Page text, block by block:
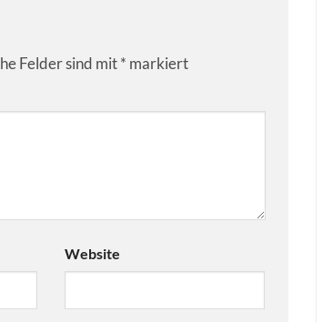
Felder sind mit* markiert
Website